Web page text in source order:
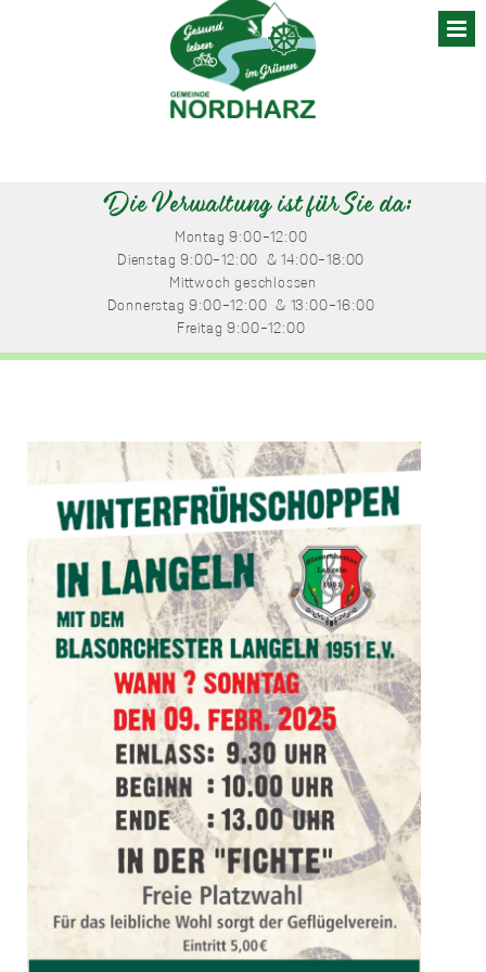
Die Verwaltung ist für Sie da:
Montag 9:00-12:00
Dienstag 9:00-12:00 & 14:00-18:00
Mittwoch geschlossen
Donnerstag 9:00-12:00 & 13:00-16:00
Freitag 9:00-12:00
unverzichtbare
Cookies
Diese Cookies
sind
unverzichtbar,
damit wir Ihnen
grundlegende
und sichere
Funktionen
unserer Website
zur Verfügung
stellen können.
Sie werden nicht
eingesetzt, um
Informationen
über Sie für
andere Zwecke
wie Marketing
oder Analysen zu